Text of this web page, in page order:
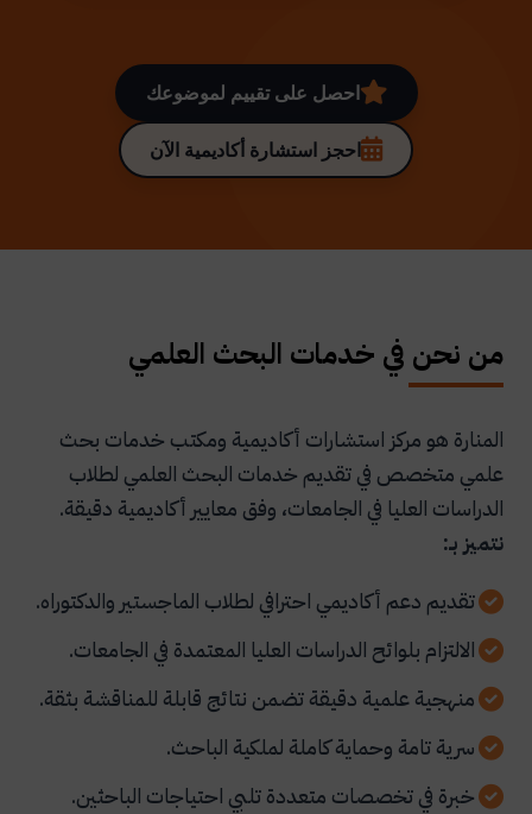
احصل على تقييم لموضوعك
احجز استشارة أكاديمية الآن
من نحن في خدمات البحث العلمي
المنارة هو مركز استشارات أكاديمية ومكتب خدمات بحث
علمي متخصص في تقديم خدمات البحث العلمي لطلاب
الدراسات العليا في الجامعات، وفق معايير أكاديمية دقيقة.
نتميز بـ:
تقديم دعم أكاديمي احترافي لطلاب الماجستير والدكتوراه.
الالتزام بلوائح الدراسات العليا المعتمدة في الجامعات.
منهجية علمية دقيقة تضمن نتائج قابلة للمناقشة بثقة.
سرية تامة وحماية كاملة لملكية الباحث.
خبرة في تخصصات متعددة تلبي احتياجات الباحثين.